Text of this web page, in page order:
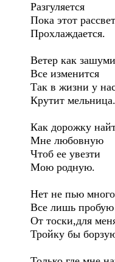
Разгуляется
Пока этот рассвет
Прохлаждается.
Ветер как
Все изменится
Так в жизни у
Крутит мельница.
Как дорожку
Мне любовную
Чтоб ее увезти
Мою родную.
Нет не пью
Все лишь пробую
От тоски,для
Тройку бы